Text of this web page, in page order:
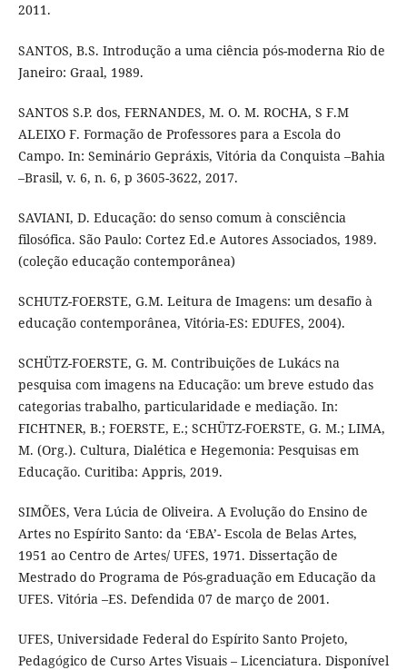
2011.
SANTOS, B.S. Introdução a uma ciência pós-moderna Rio de
Janeiro: Graal, 1989.
SANTOS S.P. dos, FERNANDES, M. O. M. ROCHA, S F.M
ALEIXO F. Formação de Professores para a Escola do
Campo. In: Seminário Gepráxis, Vitória da Conquista –Bahia
–Brasil, v. 6, n. 6, p 3605-3622, 2017.
SAVIANI, D. Educação: do senso comum à consciência
filosófica. São Paulo: Cortez Ed.e Autores Associados, 1989.
(coleção educação contemporânea)
SCHUTZ-FOERSTE, G.M. Leitura de Imagens: um desafio à
educação contemporânea, Vitória-ES: EDUFES, 2004).
SCHÜTZ-FOERSTE, G. M. Contribuições de Lukács na
pesquisa com imagens na Educação: um breve estudo das
categorias trabalho, particularidade e mediação. In:
FICHTNER, B.; FOERSTE, E.; SCHÜTZ-FOERSTE, G. M.; LIMA,
M. (Org.). Cultura, Dialética e Hegemonia: Pesquisas em
Educação. Curitiba: Appris, 2019.
SIMÕES, Vera Lúcia de Oliveira. A Evolução do Ensino de
Artes no Espírito Santo: da ‘EBA’- Escola de Belas Artes,
1951 ao Centro de Artes/ UFES, 1971. Dissertação de
Mestrado do Programa de Pós-graduação em Educação da
UFES. Vitória –ES. Defendida 07 de março de 2001.
UFES, Universidade Federal do Espírito Santo Projeto,
Pedagógico de Curso Artes Visuais – Licenciatura. Disponível